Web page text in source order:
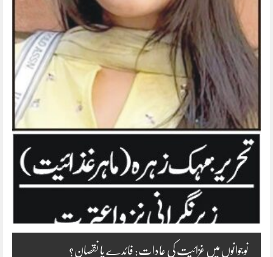
نوجوانوں میں غزائیت کی عادات: فائدے یا نقصان؟